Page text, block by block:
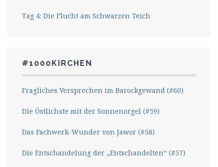
Tag 4: Die Flucht am Schwarzen Teich
#1000KIRCHEN
Fragliches Versprechen im Barockgewand (#60)
Die Östlichste mit der Sonnenorgel (#59)
Das Fachwerk-Wunder von Jawor (#58)
Die Entschandelung der „Entschandelten“ (#57)